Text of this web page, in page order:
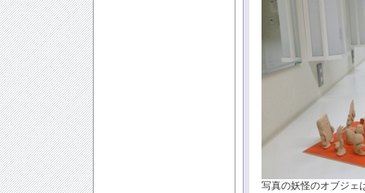
写真の妖怪のオブジェ